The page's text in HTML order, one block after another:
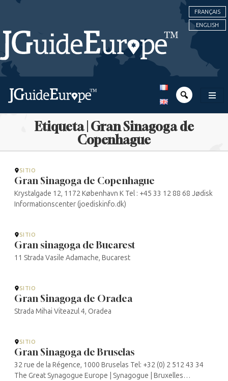
FRANÇAIS
ENGLISH
Etiqueta | Gran Sinagoga de
Copenhague
SITIO
Gran Sinagoga de Copenhague
Krystalgade 12, 1172 København K Tel : +45 33 12 88 68 Jødisk
Informationscenter (joediskinfo.dk)
SITIO
Gran sinagoga de Bucarest
11 Strada Vasile Adamache, Bucarest
SITIO
Gran Sinagoga de Oradea
Strada Mihai Viteazul 4, Oradea
SITIO
Gran Sinagoga de Bruselas
32 rue de la Régence, 1000 Bruselas Tel: +32 (0) 2 512 43 34
The Great Synagogue Europe | Synagogue | Bruxelles